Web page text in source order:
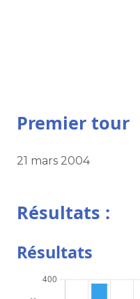
Premier tour
21 mars 2004
Résultats :
Résultats